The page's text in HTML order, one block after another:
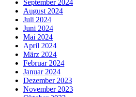
September 2024
August 2024
Juli 2024
Juni 2024
Mai 2024
April 2024
März 2024
Februar 2024
Januar 2024
Dezember 2023
November 2023